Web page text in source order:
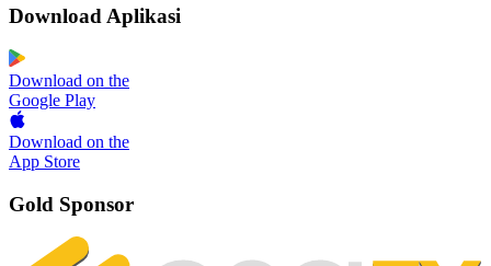
Download Aplikasi
Download on the
Google Play
Download on the
App Store
Gold Sponsor